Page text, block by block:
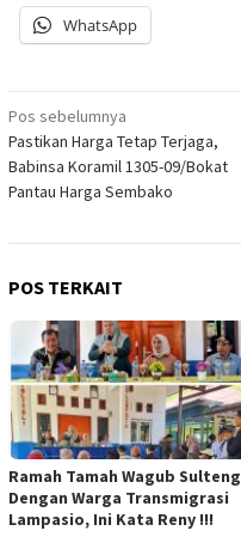
WhatsApp
Navigasi
pos
Pos sebelumnya
Pastikan Harga Tetap Terjaga,
Babinsa Koramil 1305-09/Bokat
Pantau Harga Sembako
POS TERKAIT
Ramah Tamah Wagub Sulteng
Dengan Warga Transmigrasi
Lampasio, Ini Kata Reny !!!